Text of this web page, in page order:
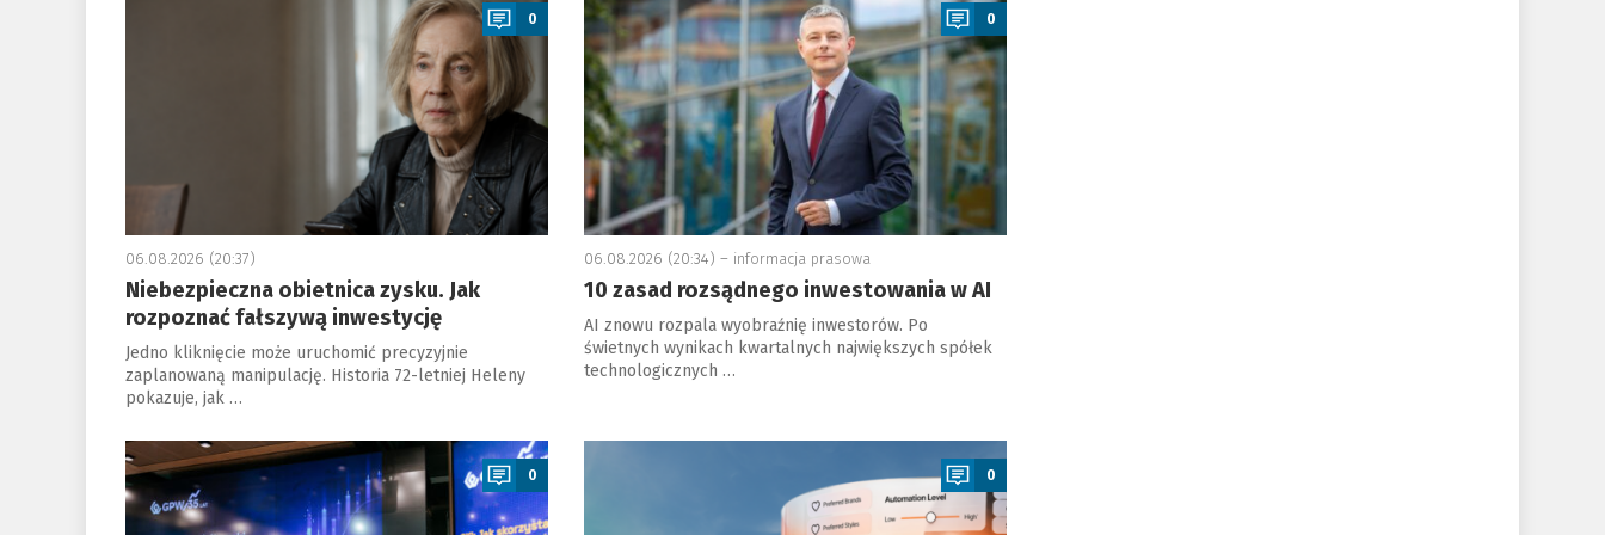
0
06.08.2026 (20:37)
Niebezpieczna obietnica zysku. Jak
rozpoznać fałszywą inwestycję
Jedno kliknięcie może uruchomić precyzyjnie
zaplanowaną manipulację. Historia 72-letniej Heleny
pokazuje, jak …
0
06.08.2026 (20:34) – informacja prasowa
10 zasad rozsądnego inwestowania w AI
AI znowu rozpala wyobraźnię inwestorów. Po
świetnych wynikach kwartalnych największych spółek
technologicznych …
a
0
a
0